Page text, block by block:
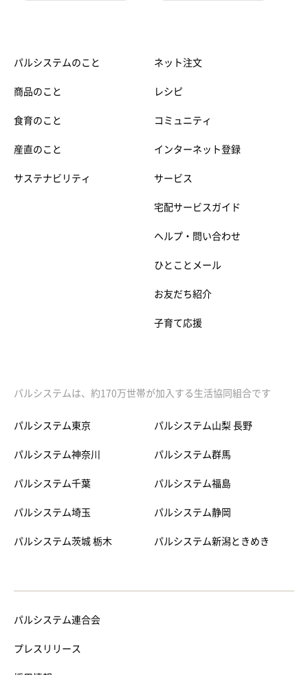
パルシステムのこと
商品のこと
食育のこと
産直のこと
サステナビリティ
ネット注文
レシピ
コミュニティ
インターネット登録
サービス
宅配サービスガイド
ヘルプ・問い合わせ
ひとことメール
お友だち紹介
子育て応援
パルシステムは、約170万世帯が加入する生活協同組合です
パルシステム東京
パルシステム神奈川
パルシステム千葉
パルシステム埼玉
パルシステム茨城 栃木
パルシステム山梨 長野
パルシステム群馬
パルシステム福島
パルシステム静岡
パルシステム新潟ときめき
パルシステム連合会
プレスリリース